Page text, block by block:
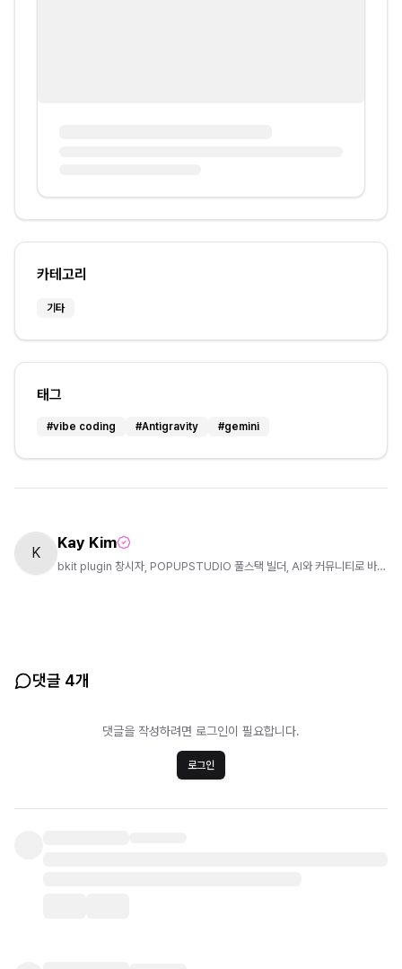
카테고리
기타
태그
#vibe coding #Antigravity #gemini
K
Kay Kim
bkit plugin 창시자, POPUPSTUDIO 풀스택 빌더, AI와 커뮤니티로 바뀌
댓글 4개
댓글을 작성하려면 로그인이 필요합니다.
로그인